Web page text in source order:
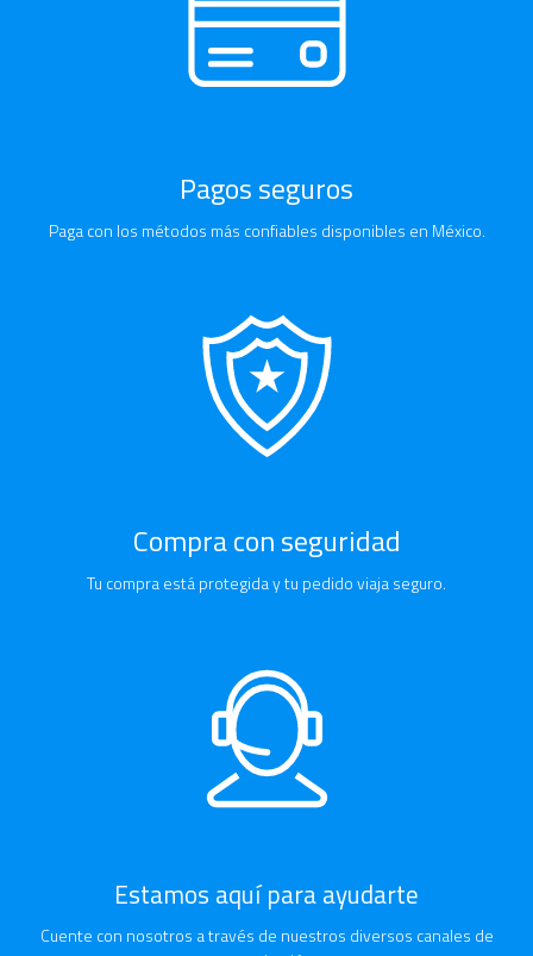
Pagos seguros
Paga con los métodos más confiables disponibles en México.
Compra con seguridad
Tu compra está protegida y tu pedido viaja seguro.
Estamos aquí para ayudarte
Cuente con nosotros a través de nuestros diversos canales de